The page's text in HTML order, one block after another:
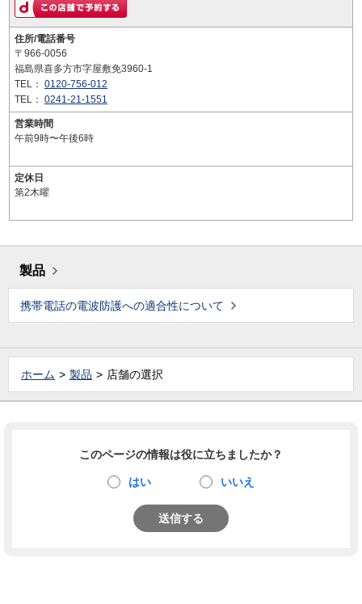
住所/電話番号
〒966-0056
福島県喜多方市字屋敷免3960-1
TEL： 0120-756-012
TEL： 0241-21-1551
営業時間
午前9時〜午後6時
定休日
第2木曜
製品
携帯電話の電波防護への適合性について
ホーム 製品 店舗の選択
このページの情報は役に立ちましたか？
はい いいえ
送信する